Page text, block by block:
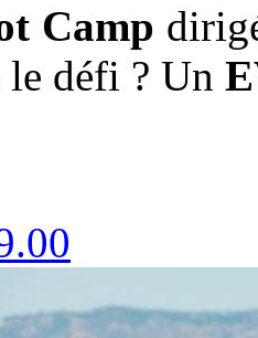
Camp
le défi ? Un